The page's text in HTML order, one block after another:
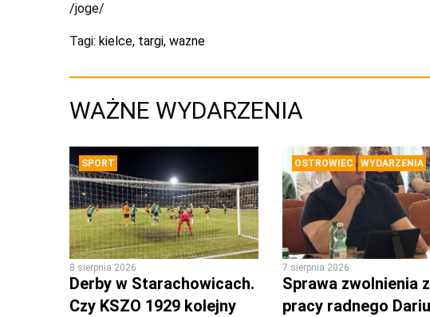
/joge/
Tagi: kielce, targi, wazne
WAŻNE WYDARZENIA
SPORT
8 sierpnia 2026
Derby w Starachowicach.
Czy KSZO 1929 kolejny
OSTROWIEC WYDARZENIA
7 sierpnia 2026
Sprawa zwolnienia z
pracy radnego